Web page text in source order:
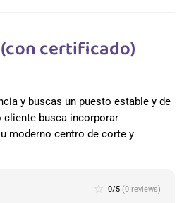
certificado)
y buscas un puesto estable y de
cliente busca incorporar
moderno centro de corte y
star_border 0/5 (0 reviews)